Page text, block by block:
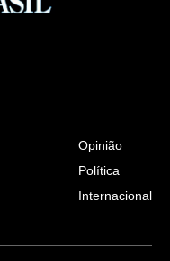
Opinião
Política
Internacional